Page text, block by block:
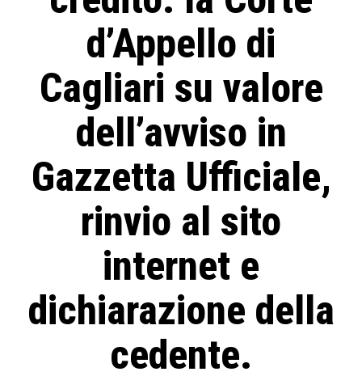
d’Appello di
Cagliari su valore
dell’avviso in
Gazzetta Ufficiale,
rinvio al sito
internet e
dichiarazione della
cedente.